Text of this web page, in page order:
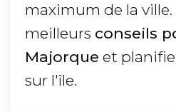
maximum de la
meilleurs conseils
Majorque et
sur l'île.